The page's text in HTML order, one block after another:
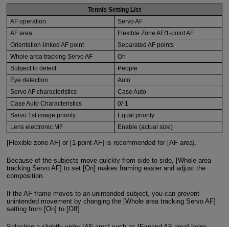
Tennis Setting List
AF operation
Servo AF
AF area
Flexible Zone AF/1-point AF
Orientation-linked AF point
Separated AF points
Whole area tracking Servo AF
On
Subject to detect
People
Eye detection
Auto
Servo AF characteristics
Case Auto
Case Auto Characteristics
0/-1
Servo 1st image priority
Equal priority
Lens electronic MF
Enable (actual size)
[Flexible zone AF] or [1-point AF] is recommended for [AF area].
Because of the subjects move quickly from side to side, [Whole area
tracking Servo AF] to set [On] makes framing easier and adjust the
composition.
If the AF frame moves to an unintended subject, you can prevent
unintended movement by changing the [Whole area tracking Servo AF]
setting from [On] to [Off].